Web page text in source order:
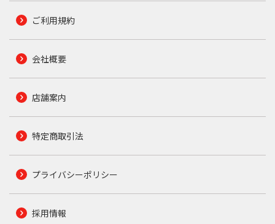
ご利用規約
会社概要
店舗案内
特定商取引法
プライバシーポリシー
採用情報